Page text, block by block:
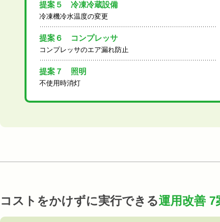
提案５ 冷凍冷蔵設備
冷凍機冷水温度の変更
提案６ コンプレッサ
コンプレッサのエア漏れ防止
提案７ 照明
不使用時消灯
コストをかけずに実行できる運用改善 7